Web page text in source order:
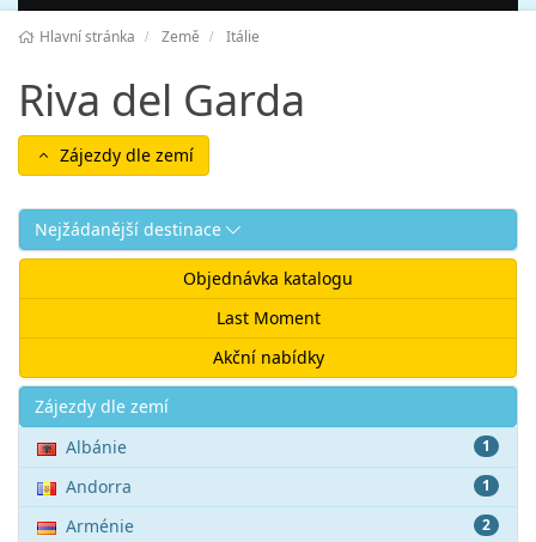
Hlavní stránka Země Itálie
Riva del Garda
Zájezdy dle zemí
Nejžádanější destinace
Objednávka katalogu
Last Moment
Akční nabídky
Akce
Zájezdy dle zemí
1
Albánie
1
Andorra
2
Arménie